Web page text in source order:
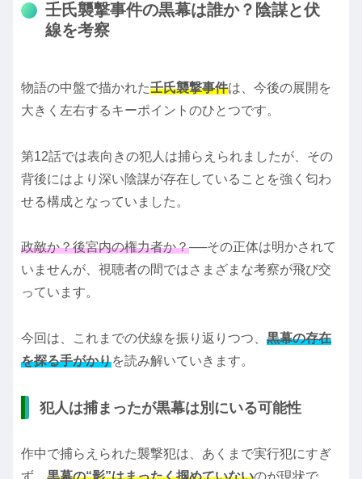
壬氏襲撃事件の黒幕は誰か？陰謀と伏
線を考察
物語の中盤で描かれた壬氏襲撃事件は、今後の展開を
大きく左右するキーポイントのひとつです。
第12話では表向きの犯人は捕らえられましたが、その
背後にはより深い陰謀が存在していることを強く匂わ
せる構成となっていました。
政敵か？後宮内の権力者か？──その正体は明かされて
いませんが、視聴者の間ではさまざまな考察が飛び交
っています。
今回は、これまでの伏線を振り返りつつ、 黒幕の存在
を探る手がかりを読み解いていきます。
犯人は捕まったが黒幕は別にいる可能性
作中で捕らえられた襲撃犯は、あくまで実行犯にすぎ